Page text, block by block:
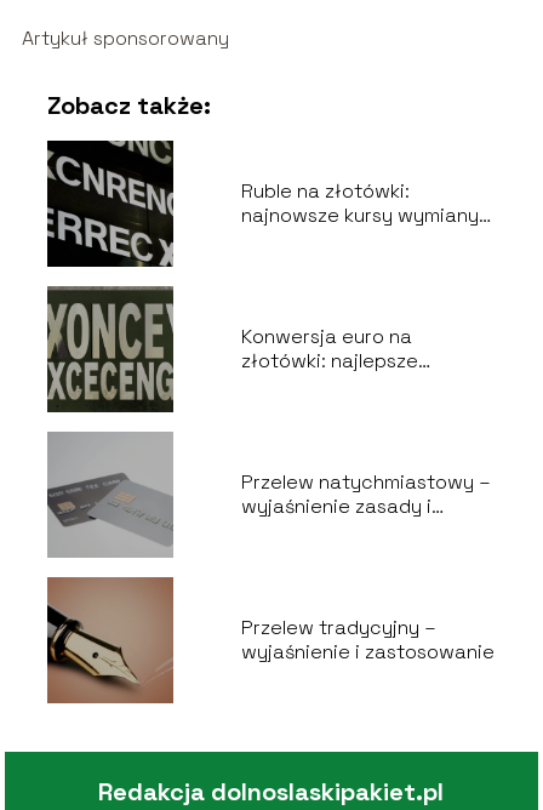
Artykuł sponsorowany
Zobacz także:
Ruble na złotówki:
najnowsze kursy wymiany
Konwersja euro na
złotówki: najlepsze
Przelew natychmiastowy –
wyjaśnienie zasady i
Przelew tradycyjny –
wyjaśnienie i zastosowanie
Redakcja dolnoslaskipakiet.pl